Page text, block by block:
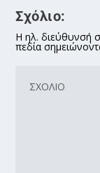
Σχόλιο:
Η ηλ. διεύθυνσή
πεδία